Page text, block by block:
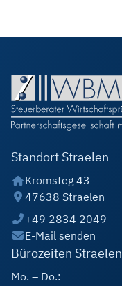
Standort Straelen
Kromsteg 43
47638 Straelen
+49 2834 2049
E-Mail senden
Bürozeiten Straelen
Mo. – Do.: